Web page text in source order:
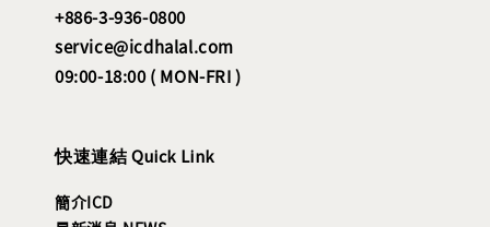
+886-3-936-0800
service@icdhalal.com
09:00-18:00 ( MON-FRI )
快速連結 Quick Link
簡介ICD